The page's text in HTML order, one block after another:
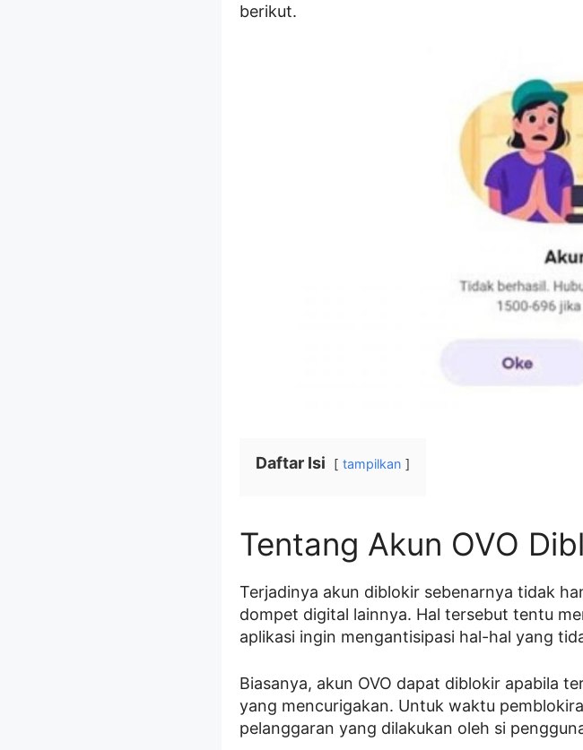
berikut.
Daftar Isi tampilkan
Tentang Akun OVO
Terjadinya akun diblokir sebenarnya tidak
dompet digital lainnya. Hal tersebut tentu
aplikasi ingin mengantisipasi hal-hal yang
Biasanya, akun OVO dapat diblokir apabila
yang mencurigakan. Untuk waktu
pelanggaran yang dilakukan oleh si